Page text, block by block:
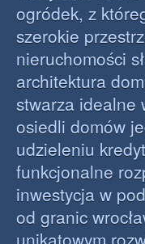
ogródek, z
szerokie
nieruchomości
architektura
stwarza idealne
osiedli domów
udzieleniu
funkcjonalne
inwestycja w
od granic
unikatowym